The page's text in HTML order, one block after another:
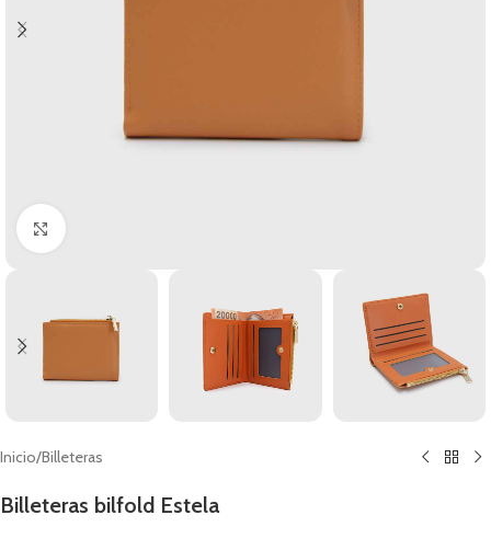
Clic para ampliar
Inicio/Billeteras
Billeteras bilfold Estela